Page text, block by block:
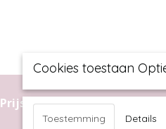
Prijslijst Krullen knippen
Cookies toestaan
Toestemming Details